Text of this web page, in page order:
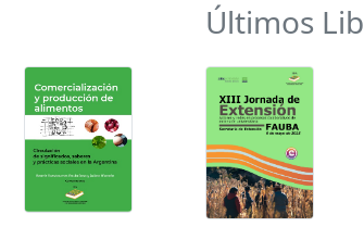
Últimos